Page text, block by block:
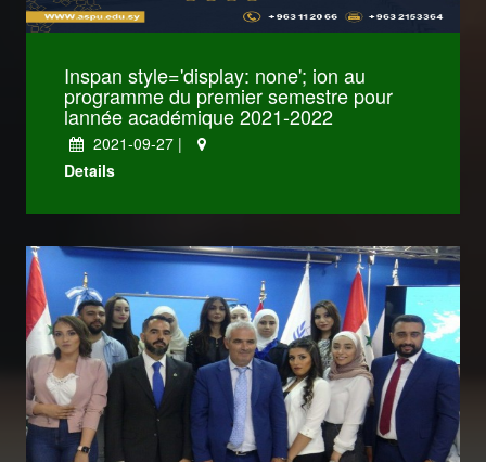
كليات Dentistry
كليات Medicine
Inspan style='display: none'; ion au
programme du premier semestre pour
lannée académique 2021-2022
2021-09-27 |
Details